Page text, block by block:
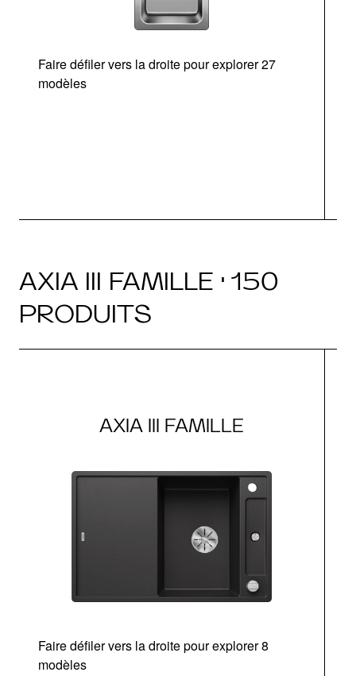
Faire défiler vers la droite pour explorer 27
modèles
AXIA III FAMILLE · 150
PRODUITS
AXIA III FAMILLE
Faire défiler vers la droite pour explorer 8
modèles